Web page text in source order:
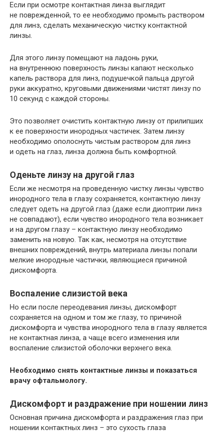
Если при осмотре контактная линза выглядит
не поврежденной, то ее необходимо промыть раствором
для линз, сделать механическую чистку контактной
линзы.
Для этого линзу помещают на ладонь руки,
на внутреннюю поверхность линзы капают несколько
капель раствора для линз, подушечкой пальца другой
руки аккуратно, круговыми движениями чистят линзу по
10 секунд с каждой стороны.
Это позволяет очистить контактную линзу от прилипших
к ее поверхности инородных частичек. Затем линзу
необходимо ополоснуть чистым раствором для линз
и одеть на глаз, линза должна быть комфортной.
Оденьте линзу на другой глаз
Если же несмотря на проведенную чистку линзы чувство
инородного тела в глазу сохраняется, контактную линзу
следует одеть на другой глаз (даже если диоптрии линз
не совпадают), если чувство инородного тела возникает
и на другом глазу – контактную линзу необходимо
заменить на новую. Так как, несмотря на отсутствие
внешних повреждений, внутрь материала линзы попали
мелкие инородные частички, являющиеся причиной
дискомфорта.
Воспаление слизистой века
Но если после переодевания линзы, дискомфорт
сохраняется на одном и том же глазу, то причиной
дискомфорта и чувства инородного тела в глазу является
не контактная линза, а чаще всего изменения или
воспаление слизистой оболочки верхнего века.
Необходимо снять контактные линзы и показаться
врачу офтальмологу.
Дискомфорт и раздражение при ношении линз
Основная причина дискомфорта и раздражения глаз при
ношении контактных линз – это сухость глаза